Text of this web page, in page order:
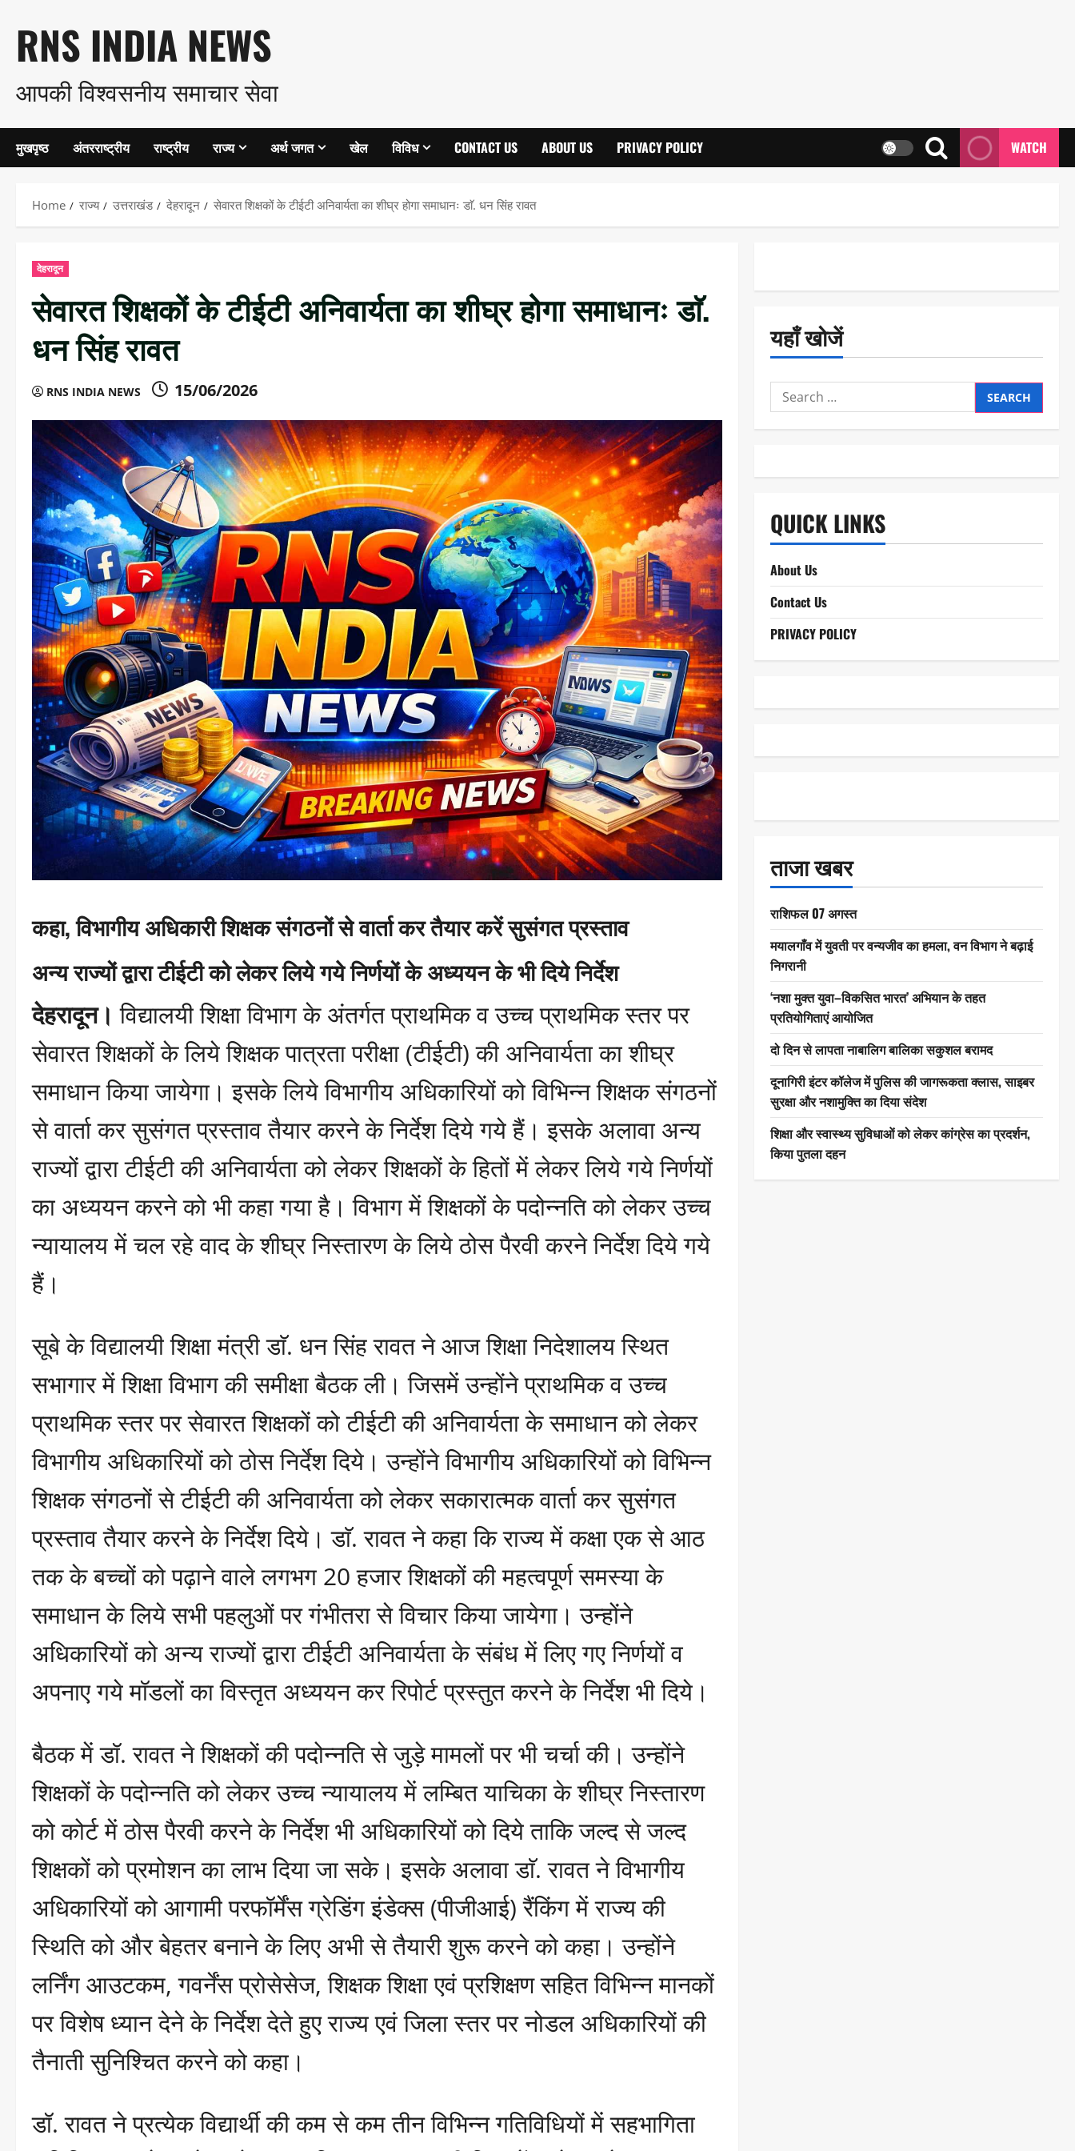
to
content
RNS INDIA NEWS
आपकी विश्वसनीय समाचार सेवा
मुखपृष्ठ अंतरराष्ट्रीय राष्ट्रीय राज्य अर्थ जगत खेल विविध CONTACT US ABOUT US PRIVACY POLICY WATCH
Home राज्य उत्तराखंड देहरादून सेवारत शिक्षकों के टीईटी अनिवार्यता का शीघ्र होगा समाधानः डाॅ. धन सिंह रावत
देहरादून
सेवारत शिक्षकों के टीईटी अनिवार्यता का शीघ्र होगा समाधानः डाॅ.
धन सिंह रावत
RNS INDIA NEWS 15/06/2026
कहा, विभागीय अधिकारी शिक्षक संगठनों से वार्ता कर तैयार करें सुसंगत प्रस्ताव
अन्य राज्यों द्वारा टीईटी को लेकर लिये गये निर्णयों के अध्ययन के भी दिये निर्देश
देहरादून। विद्यालयी शिक्षा विभाग के अंतर्गत प्राथमिक व उच्च प्राथमिक स्तर पर
सेवारत शिक्षकों के लिये शिक्षक पात्रता परीक्षा (टीईटी) की अनिवार्यता का शीघ्र
समाधान किया जायेगा। इसके लिये विभागीय अधिकारियों को विभिन्न शिक्षक संगठनों
से वार्ता कर सुसंगत प्रस्ताव तैयार करने के निर्देश दिये गये हैं। इसके अलावा अन्य
राज्यों द्वारा टीईटी की अनिवार्यता को लेकर शिक्षकों के हितों में लेकर लिये गये निर्णयों
का अध्ययन करने को भी कहा गया है। विभाग में शिक्षकों के पदोन्नति को लेकर उच्च
न्यायालय में चल रहे वाद के शीघ्र निस्तारण के लिये ठोस पैरवी करने निर्देश दिये गये
हैं।
सूबे के विद्यालयी शिक्षा मंत्री डाॅ. धन सिंह रावत ने आज शिक्षा निदेशालय स्थित
सभागार में शिक्षा विभाग की समीक्षा बैठक ली। जिसमें उन्होंने प्राथमिक व उच्च
प्राथमिक स्तर पर सेवारत शिक्षकों को टीईटी की अनिवार्यता के समाधान को लेकर
विभागीय अधिकारियों को ठोस निर्देश दिये। उन्होंने विभागीय अधिकारियों को विभिन्न
शिक्षक संगठनों से टीईटी की अनिवार्यता को लेकर सकारात्मक वार्ता कर सुसंगत
प्रस्ताव तैयार करने के निर्देश दिये। डाॅ. रावत ने कहा कि राज्य में कक्षा एक से आठ
तक के बच्चों को पढ़ाने वाले लगभग 20 हजार शिक्षकों की महत्वपूर्ण समस्या के
समाधान के लिये सभी पहलुओं पर गंभीतरा से विचार किया जायेगा। उन्होंने
अधिकारियों को अन्य राज्यों द्वारा टीईटी अनिवार्यता के संबंध में लिए गए निर्णयों व
अपनाए गये मॉडलों का विस्तृत अध्ययन कर रिपोर्ट प्रस्तुत करने के निर्देश भी दिये।
बैठक में डॉ. रावत ने शिक्षकों की पदोन्नति से जुड़े मामलों पर भी चर्चा की। उन्होंने
शिक्षकों के पदोन्नति को लेकर उच्च न्यायालय में लम्बित याचिका के शीघ्र निस्तारण
को कोर्ट में ठोस पैरवी करने के निर्देश भी अधिकारियों को दिये ताकि जल्द से जल्द
शिक्षकों को प्रमोशन का लाभ दिया जा सके। इसके अलावा डाॅ. रावत ने विभागीय
अधिकारियों को आगामी परफॉर्मेंस ग्रेडिंग इंडेक्स (पीजीआई) रैंकिंग में राज्य की
स्थिति को और बेहतर बनाने के लिए अभी से तैयारी शुरू करने को कहा। उन्होंने
लर्निंग आउटकम, गवर्नेंस प्रोसेसेज, शिक्षक शिक्षा एवं प्रशिक्षण सहित विभिन्न मानकों
पर विशेष ध्यान देने के निर्देश देते हुए राज्य एवं जिला स्तर पर नोडल अधिकारियों की
तैनाती सुनिश्चित करने को कहा।
डॉ. रावत ने प्रत्येक विद्यार्थी की कम से कम तीन विभिन्न गतिविधियों में सहभागिता
यहाँ खोजें
Search
for:
QUICK LINKS
About Us
Contact Us
PRIVACY POLICY
ताजा खबर
राशिफल 07 अगस्त
मयालगाँव में युवती पर वन्यजीव का हमला, वन विभाग ने बढ़ाई
निगरानी
‘नशा मुक्त युवा–विकसित भारत’ अभियान के तहत
प्रतियोगिताएं आयोजित
दो दिन से लापता नाबालिग बालिका सकुशल बरामद
दूनागिरी इंटर कॉलेज में पुलिस की जागरूकता क्लास, साइबर
सुरक्षा और नशामुक्ति का दिया संदेश
शिक्षा और स्वास्थ्य सुविधाओं को लेकर कांग्रेस का प्रदर्शन,
किया पुतला दहन